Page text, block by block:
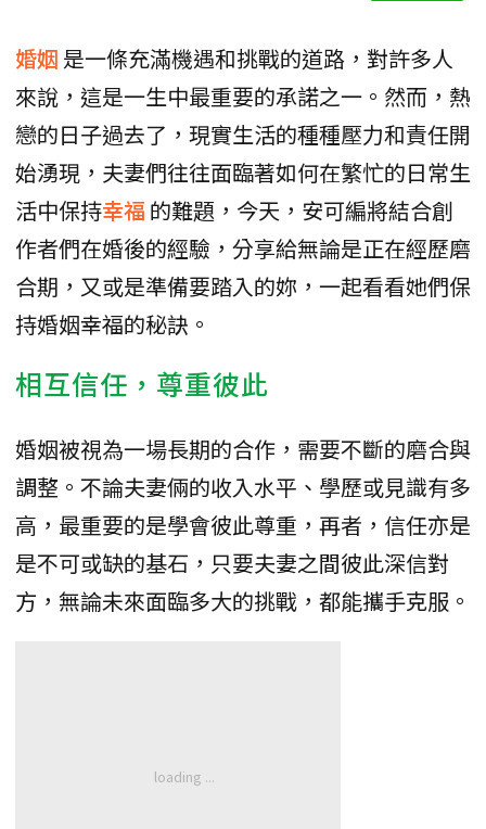
婚姻 是一條充滿機遇和挑戰的道路，對許多人
來說，這是一生中最重要的承諾之一。然而，熱
戀的日子過去了，現實生活的種種壓力和責任開
始湧現，夫妻們往往面臨著如何在繁忙的日常生
活中保持幸福 的難題，今天，安可編將結合創
作者們在婚後的經驗，分享給無論是正在經歷磨
合期，又或是準備要踏入的妳，一起看看她們保
持婚姻幸福的秘訣。
相互信任，尊重彼此
婚姻被視為一場長期的合作，需要不斷的磨合與
調整。不論夫妻倆的收入水平、學歷或見識有多
高，最重要的是學會彼此尊重，再者，信任亦是
是不可或缺的基石，只要夫妻之間彼此深信對
方，無論未來面臨多大的挑戰，都能攜手克服。